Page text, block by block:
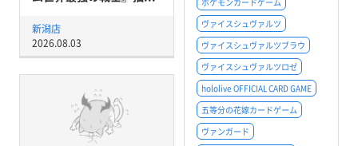
新潟店
2026.08.03
ヴァイスシュヴァルツ
ヴァイスシュヴァルツブラウ
ヴァイスシュヴァルツロゼ
hololive OFFICIAL CARD GAME
五等分の花嫁カードゲーム
ヴァンガード